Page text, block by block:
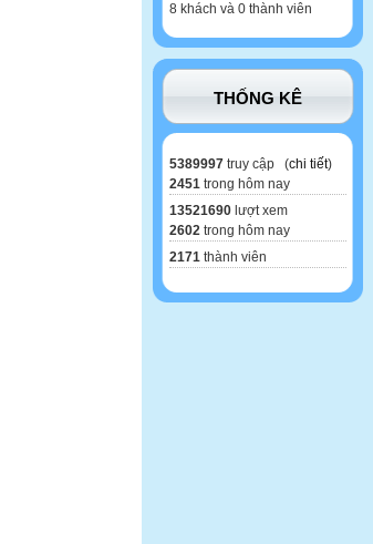
8 khách và 0 thành viên
THỐNG KÊ
5389997 truy cập (chi tiết)
2451 trong hôm nay
13521690 lượt xem
2602 trong hôm nay
2171 thành viên